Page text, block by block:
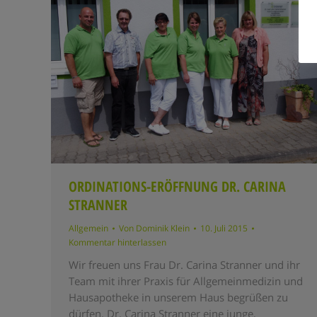
ORDINATIONS-ERÖFFNUNG DR. CARINA
STRANNER
Allgemein Von Dominik Klein
10. Juli 2015
Kommentar hinterlassen
Wir freuen uns Frau Dr. Carina Stranner und ihr
Team mit ihrer Praxis für Allgemeinmedizin und
Hausapotheke in unserem Haus begrüßen zu
dürfen. Dr. Carina Stranner eine junge,